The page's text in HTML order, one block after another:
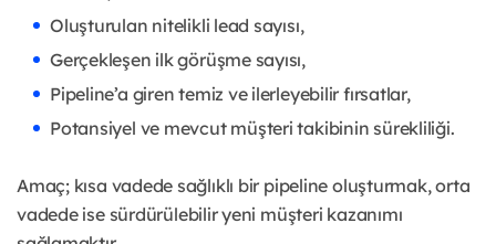
Oluşturulan nitelikli lead sayısı,
Gerçekleşen ilk görüşme sayısı,
Pipeline’a giren temiz ve ilerleyebilir fırsatlar,
Potansiyel ve mevcut müşteri takibinin sürekliliği.
Amaç; kısa vadede sağlıklı bir pipeline oluşturmak, orta
vadede ise sürdürülebilir yeni müşteri kazanımı